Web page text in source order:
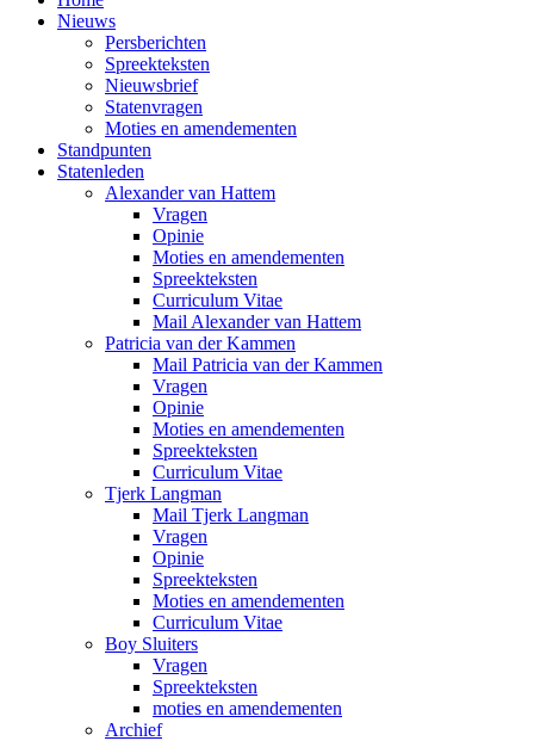
Nieuws
Persberichten
Spreekteksten
Nieuwsbrief
Statenvragen
Moties en amendementen
Standpunten
Statenleden
Alexander van Hattem
Vragen
Opinie
Moties en amendementen
Spreekteksten
Curriculum Vitae
Mail Alexander van Hattem
Patricia van der Kammen
Mail Patricia van der Kammen
Vragen
Opinie
Moties en amendementen
Spreekteksten
Curriculum Vitae
Tjerk Langman
Mail Tjerk Langman
Vragen
Opinie
Spreekteksten
Moties en amendementen
Curriculum Vitae
Boy Sluiters
Vragen
Spreekteksten
moties en amendementen
Archief